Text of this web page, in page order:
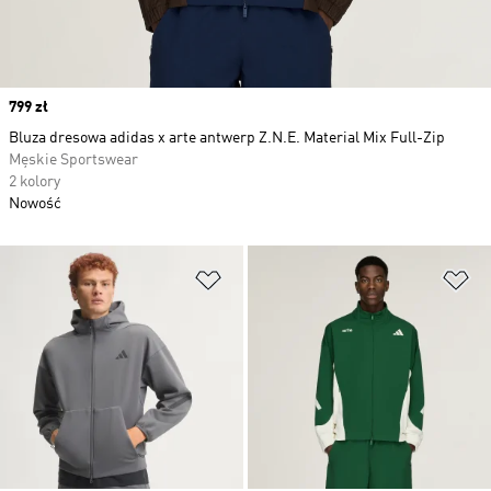
Dodaj do listy życzeń
Price
799 zł
Bluza dresowa adidas x arte antwerp Z.N.E. Material Mix Full-Zip
Męskie Sportswear
2 kolory
Nowość